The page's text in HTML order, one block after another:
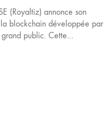
(Royaltiz) annonce son
blockchain développée par
public. Cette…